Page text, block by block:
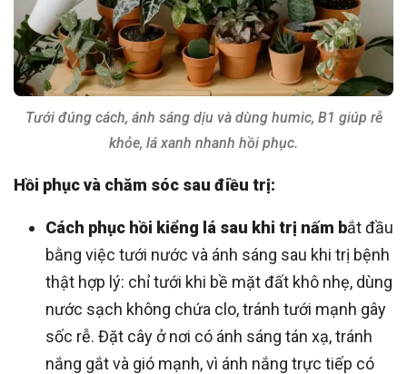
Tưới đúng cách, ánh sáng dịu và dùng humic, B1 giúp rễ
khỏe, lá xanh nhanh hồi phục.
Hồi phục và chăm sóc sau điều trị:
Cách phục hồi kiểng lá sau khi trị nấm bắt đầu
bằng việc tưới nước và ánh sáng sau khi trị bệnh
thật hợp lý: chỉ tưới khi bề mặt đất khô nhẹ, dùng
nước sạch không chứa clo, tránh tưới mạnh gây
sốc rễ. Đặt cây ở nơi có ánh sáng tán xạ, tránh
nắng gắt và gió mạnh, vì ánh nắng trực tiếp có